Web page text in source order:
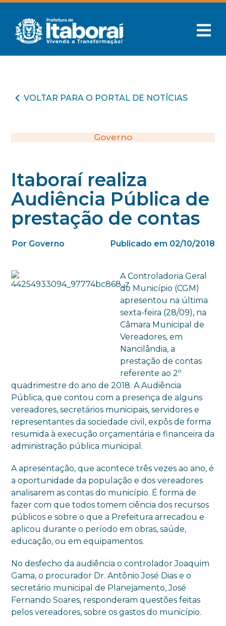
VOLTAR PARA O PORTAL DE NOTÍCIAS
Governo
Itaboraí realiza
Audiência Pública de
prestação de contas
Por Governo Publicado em 02/10/2018
A Controladoria Geral
do Município (CGM)
apresentou na última
sexta-feira (28/09), na
Câmara Municipal de
Vereadores, em
Nancilândia, a
prestação de contas
referente ao 2º
quadrimestre do ano de 2018. A Audiência
Pública, que contou com a presença de alguns
vereadores, secretários municipais, servidores e
representantes da sociedade civil, expôs de forma
resumida à execução orçamentária e financeira da
administração pública municipal.
A apresentação, que acontece três vezes ao ano, é
a oportunidade da população e dos vereadores
analisarem as contas do município. É forma de
fazer com que todos tomem ciência dos recursos
públicos e sobre o que a Prefeitura arrecadou e
aplicou durante o período em obras, saúde,
educação, ou em equipamentos.
No desfecho da audiência o controlador Joaquim
Gama, o procurador Dr. Antônio José Dias e o
secretário municipal de Planejamento, José
Fernando Soares, responderam questões feitas
pelos vereadores, sobre os gastos do município.